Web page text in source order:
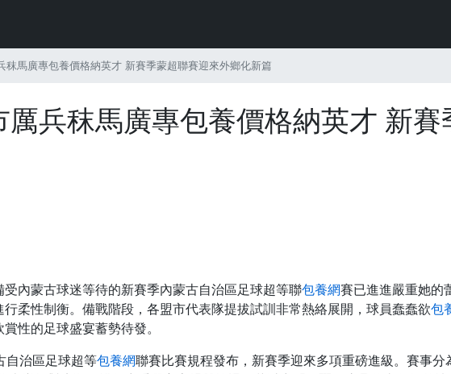
秣馬廣專包養價格納英才 新賽季蒙超聯賽迎來外鄉化新篇
厲兵秣馬廣專包養價格納英才 新
內蒙古球迷等待的新賽季內蒙古自治區足球超等聯包養網賽已進進嚴重她的
柔性制衡。備戰階段，各盟市代表隊提拔試訓非常熱絡展開，球員蠢蠢欲包
性的足球盛宴蓄勢待發。
治區足球超等包養網聯賽比賽規程發布，新賽季迎來多項重磅進級。賽事分